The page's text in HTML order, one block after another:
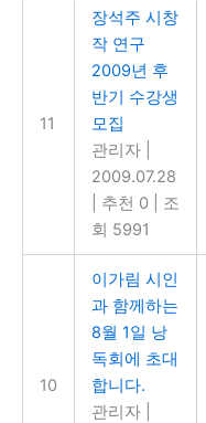
11
장석주 시창
작 연구
2009년 후
반기 수강생
모집
관리자
2009.07.28
추천 0
조
회 5991
10
이가림 시인
과 함께하는
8월 1일 낭
독회에 초대
합니다.
관리자